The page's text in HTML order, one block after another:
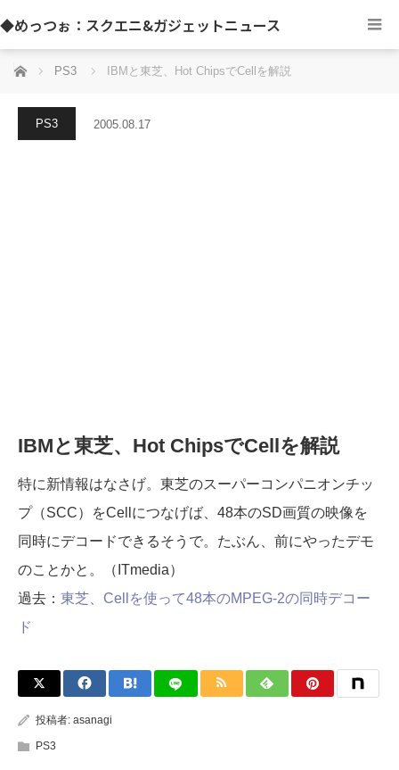
◆めっつぉ：スクエニ&ガジェットニュース
ホーム PS3 IBMと東芝、Hot ChipsでCellを解説
PS3 2005.08.17
IBMと東芝、Hot ChipsでCellを解説
特に新情報はなさげ。東芝のスーパーコンパニオンチッ
プ（SCC）をCellにつなげば、48本のSD画質の映像を
同時にデコードできるそうで。たぶん、前にやったデモ
のことかと。（ITmedia）
過去： 東芝、Cellを使って48本のMPEG-2の同時デコー
ド
投稿者: asanagi
PS3